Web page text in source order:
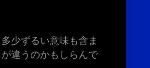
少ずるい意味も含ま
違うのかもしらんで